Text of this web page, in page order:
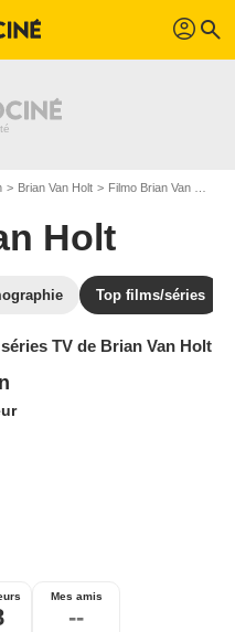
profil search
Brian Van Holt Filmo Brian Van Holt
Holt
Top films/séries
TV de Brian Van Holt
Mes amis
--